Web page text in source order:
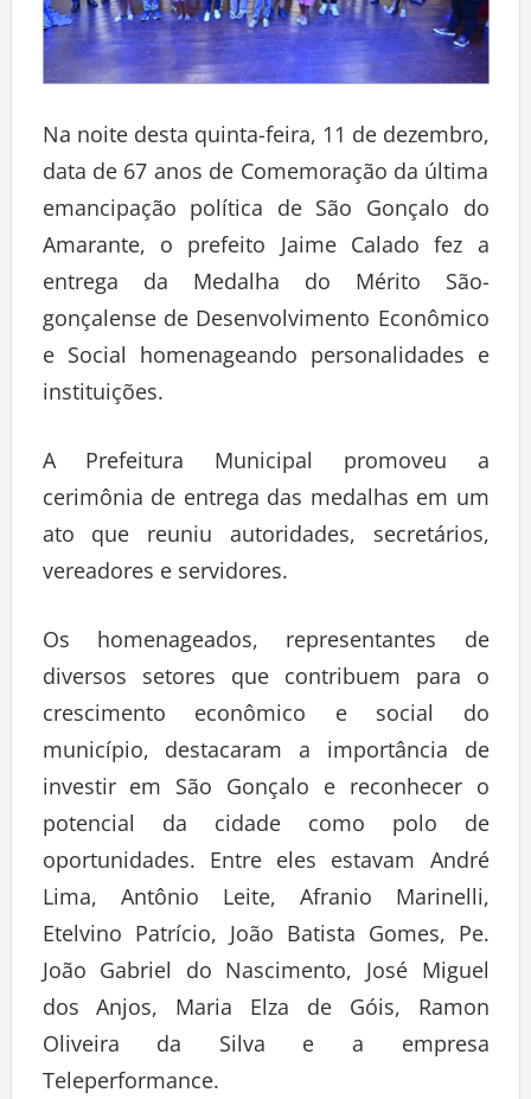
Na noite desta quinta-feira, 11 de dezembro,
data de 67 anos de Comemoração da última
emancipação política de São Gonçalo do
Amarante, o prefeito Jaime Calado fez a
entrega da Medalha do Mérito São-
gonçalense de Desenvolvimento Econômico
e Social homenageando personalidades e
instituições.
A Prefeitura Municipal promoveu a
cerimônia de entrega das medalhas em um
ato que reuniu autoridades, secretários,
vereadores e servidores.
Os homenageados, representantes de
diversos setores que contribuem para o
crescimento econômico e social do
município, destacaram a importância de
investir em São Gonçalo e reconhecer o
potencial da cidade como polo de
oportunidades. Entre eles estavam André
Lima, Antônio Leite, Afranio Marinelli,
Etelvino Patrício, João Batista Gomes, Pe.
João Gabriel do Nascimento, José Miguel
dos Anjos, Maria Elza de Góis, Ramon
Oliveira da Silva e a empresa
Teleperformance.